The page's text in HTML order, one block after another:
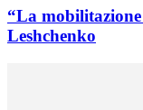
“La
Leshchenko